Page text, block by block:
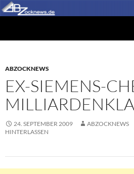
Zum
Inhalt
ABZOCKNEWS
EX-SIEMENS-
24. SEPTEMBER 2009 ABZOCKNEWS
HINTERLASSEN